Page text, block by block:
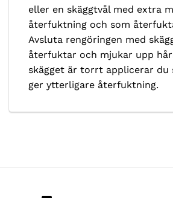
eller en skäggtvål med extra
återfuktning och som
Avsluta rengöringen med
återfuktar och mjukar upp
skägget är torrt applicerar du
ger ytterligare återfuktning.